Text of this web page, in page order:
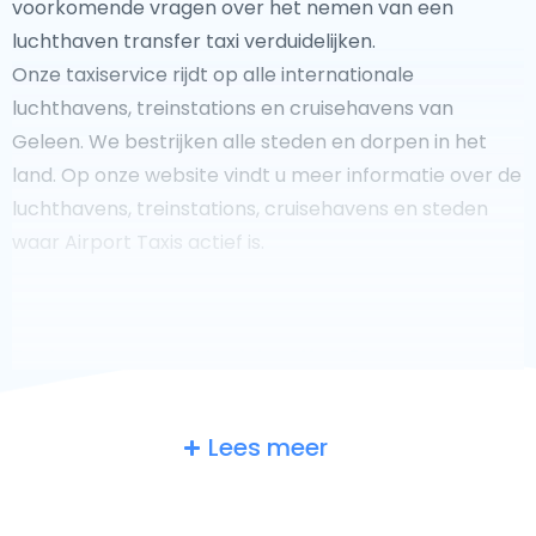
voorkomende vragen over het nemen van een
luchthaven transfer taxi verduidelijken.
Onze taxiservice rijdt op alle internationale
luchthavens, treinstations en cruisehavens van
Geleen. We bestrijken alle steden en dorpen in het
land. Op onze website vindt u meer informatie over de
luchthavens, treinstations, cruisehavens en steden
waar Airport Taxis actief is.
Lees meer